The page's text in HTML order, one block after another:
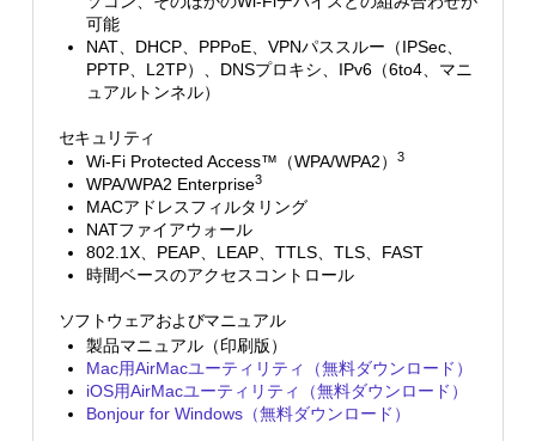
可能
NAT、DHCP、PPPoE、VPNパススルー（IPSec、
PPTP、L2TP）、DNSプロキシ、IPv6（6to4、マニ
ュアルトンネル）
セキュリティ
Wi-Fi Protected Access™（WPA/WPA2）3
WPA/WPA2 Enterprise3
MACアドレスフィルタリング
NATファイアウォール
802.1X、PEAP、LEAP、TTLS、TLS、FAST
時間ベースのアクセスコントロール
ソフトウェアおよびマニュアル
製品マニュアル（印刷版）
Mac用AirMacユーティリティ（無料ダウンロード）
iOS用AirMacユーティリティ（無料ダウンロード）
Bonjour for Windows（無料ダウンロード）